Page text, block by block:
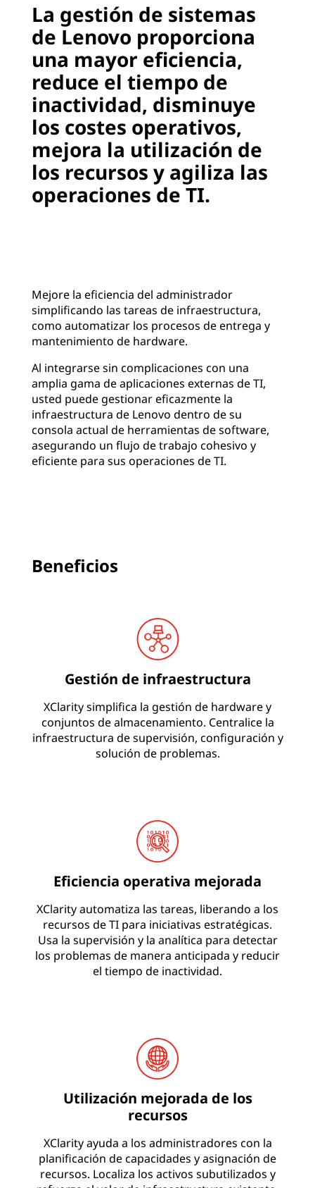
La gestión de sistemas
de Lenovo proporciona
una mayor eficiencia,
reduce el tiempo de
inactividad, disminuye
los costes operativos,
mejora la utilización de
los recursos y agiliza las
operaciones de TI.
Mejore la eficiencia del administrador
simplificando las tareas de infraestructura,
como automatizar los procesos de entrega y
mantenimiento de hardware.
Al integrarse sin complicaciones con una
amplia gama de aplicaciones externas de TI,
usted puede gestionar eficazmente la
infraestructura de Lenovo dentro de su
consola actual de herramientas de software,
asegurando un flujo de trabajo cohesivo y
eficiente para sus operaciones de TI.
Beneficios
Gestión de infraestructura
XClarity simplifica la gestión de hardware y
conjuntos de almacenamiento. Centralice la
infraestructura de supervisión, configuración y
solución de problemas.
Eficiencia operativa mejorada
XClarity automatiza las tareas, liberando a los
recursos de TI para iniciativas estratégicas.
Usa la supervisión y la analítica para detectar
los problemas de manera anticipada y reducir
el tiempo de inactividad.
Utilización mejorada de los
recursos
XClarity ayuda a los administradores con la
planificación de capacidades y asignación de
recursos. Localiza los activos subutilizados y